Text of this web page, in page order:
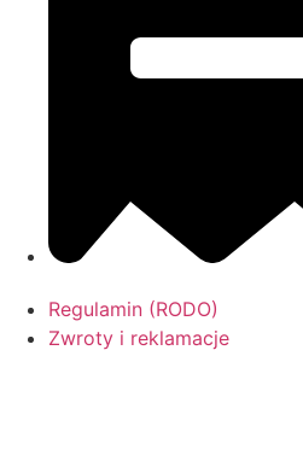
Regulamin (RODO)
Zwroty i reklamacje